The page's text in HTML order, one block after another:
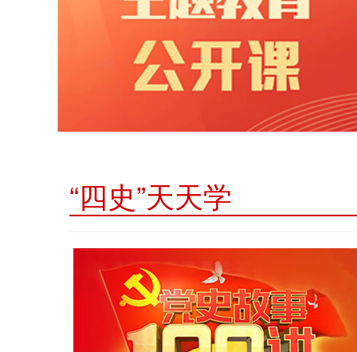
“四史”天天学